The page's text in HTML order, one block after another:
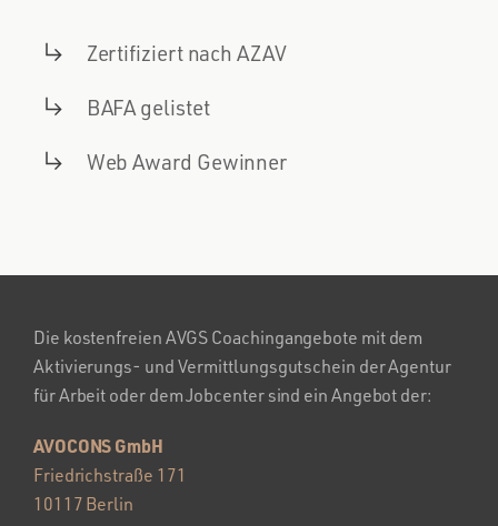
Zertifiziert nach AZAV
BAFA gelistet
Web Award Gewinner
Die kostenfreien AVGS Coachingangebote mit dem
Aktivierungs- und Vermittlungsgutschein der Agentur
für Arbeit oder dem Jobcenter sind ein Angebot der:
AVOCONS GmbH
Friedrichstraße 171
10117 Berlin